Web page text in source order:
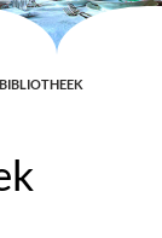
BIBLIOTHEEK